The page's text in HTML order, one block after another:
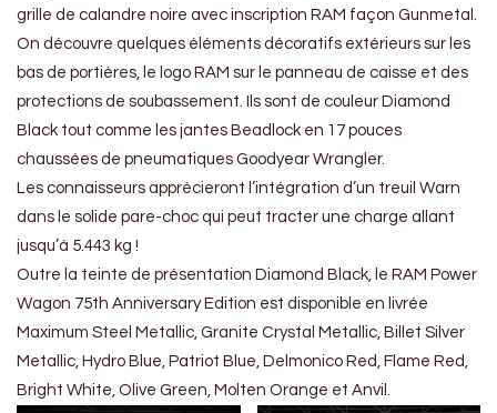
grille de calandre noire avec inscription RAM façon Gunmetal.
On découvre quelques éléments décoratifs extérieurs sur les
bas de portières, le logo RAM sur le panneau de caisse et des
protections de soubassement. Ils sont de couleur Diamond
Black tout comme les jantes Beadlock en 17 pouces
chaussées de pneumatiques Goodyear Wrangler.
Les connaisseurs apprécieront l’intégration d’un treuil Warn
dans le solide pare-choc qui peut tracter une charge allant
jusqu’à 5.443 kg !
Outre la teinte de présentation Diamond Black, le RAM Power
Wagon 75th Anniversary Edition est disponible en livrée
Maximum Steel Metallic, Granite Crystal Metallic, Billet Silver
Metallic, Hydro Blue, Patriot Blue, Delmonico Red, Flame Red,
Bright White, Olive Green, Molten Orange et Anvil.